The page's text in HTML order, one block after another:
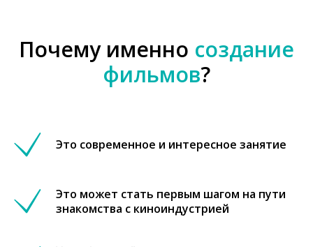
Почему именно создание
фильмов?
Это современное и интересное занятие
Это может стать первым шагом на пути
знакомства с киноиндустрией